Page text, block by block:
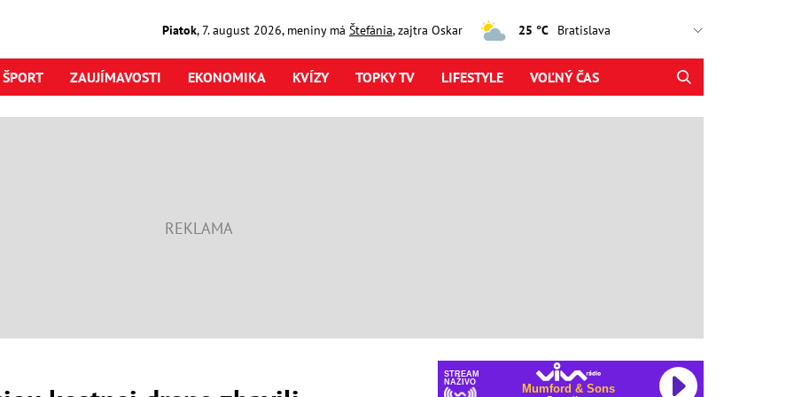
Piatok,7. august2026, meniny má Štefánia, zajtra Oskar 25 °C
ŠPORT ZAUJÍMAVOSTI EKONOMIKA KVÍZY TOPKY TV LIFESTYLE VOĽNÝ ČAS
STREAM
NAŽIVO
Olivia Rodrigo